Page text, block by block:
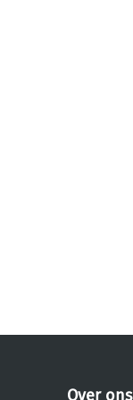
Over ons